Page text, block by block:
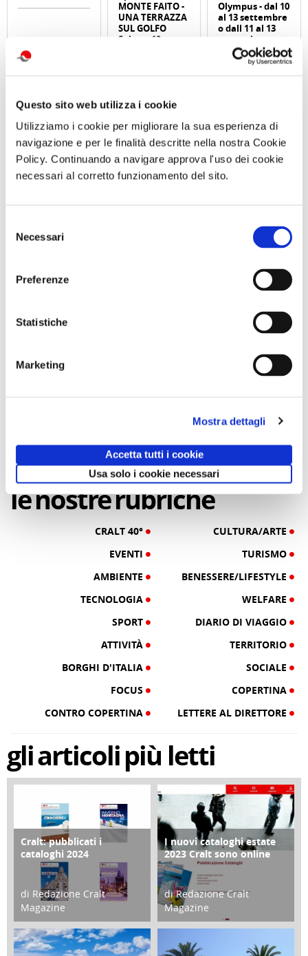
Questo sito web utilizza i cookie
Utilizziamo i cookie per migliorare la sua esperienza di
navigazione e per le finalità descritte nella nostra Cookie
Policy. Continuando a navigare approva l'uso dei cookie
necessari al corretto funzionamento del sito.
delNecessari
Preferenze
Statistiche
Marketing
Mostra dettagli
Accetta tutti i cookie
Usa solo i cookie necessari
Palermo, 30 Giugno
MONTE FAITO -
UNA TERRAZZA
SUL GOLFO
Sabato 19
Napoli, 04 Agosto
Olympus - dal 10
al 13 settembre
o dall 11 al 13
settembre
potrebbero interessarti
attività
03/09/25
Meeting delle famiglie
Cralt 2024, all'insegna
lenostrerubriche
CRALT 40°
CULTURA/ARTE
EVENTI
TURISMO
AMBIENTE
BENESSERE/LIFESTYLE
TECNOLOGIA
WELFARE
SPORT
DIARIO DI VIAGGIO
ATTIVITÀ
TERRITORIO
BORGHI D'ITALIA
SOCIALE
FOCUS
COPERTINA
CONTRO COPERTINA
LETTERE AL DIRETTORE
gliarticolipiù letti
COPERTINA
Cralt: pubblicati i
cataloghi 2024
di Redazione Cralt
Magazine
21 Novembre 2023
CONTRO COPERTINA
I nuovi cataloghi estate
2023 Cralt sono online
di Redazione Cralt
Magazine
07 Marzo 2023